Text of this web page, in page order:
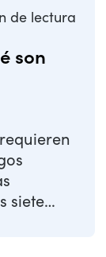
de lectura
son
siete